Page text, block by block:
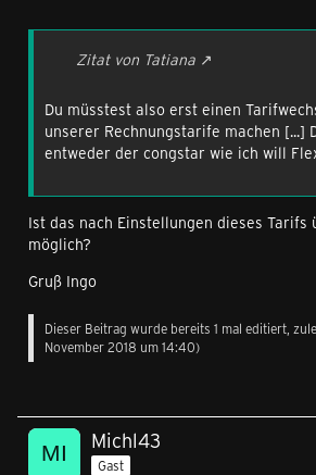
Zitat von Tatiana
Du müsstest also erst einen
unserer Rechnungstarife machen [...]
entweder der congstar wie ich will
Ist das nach Einstellungen dieses Tarifs
möglich?
Gruß Ingo
Dieser Beitrag wurde bereits 1 mal editiert,
November 2018 um 14:40)
Michl43
Gast